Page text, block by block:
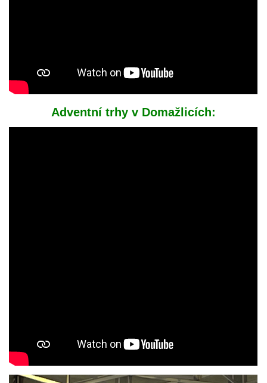
Adventní trhy v Domažlicích: